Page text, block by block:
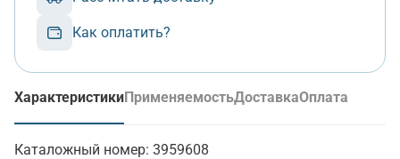
Как оплатить?
Характеристики
(активная вкладка)
ПрименяемостьДоставкаОплата
Каталожный номер: 3959608